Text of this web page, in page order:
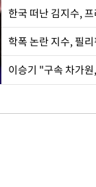
한국 떠난 김지수,
학폭 논란 지수, 필
이승기 "구속 차가